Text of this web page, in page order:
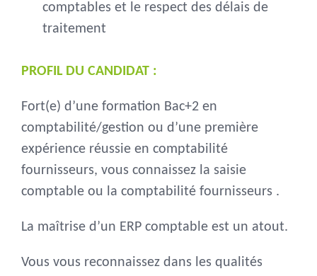
comptables et le respect des délais de
traitement
PROFIL DU CANDIDAT :
Fort(e) d’une formation Bac+2 en
comptabilité/gestion ou d’une première
expérience réussie en comptabilité
fournisseurs, vous connaissez la saisie
comptable ou la comptabilité fournisseurs .
La maîtrise d’un ERP comptable est un atout.
Vous vous reconnaissez dans les qualités